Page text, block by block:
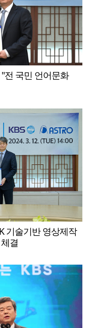
전 국민 언어문화
기술기반 영상제작
결